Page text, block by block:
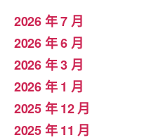
2026 年 7 月
2026 年 6 月
2026 年 3 月
2026 年 1 月
2025 年 12 月
2025 年 11 月